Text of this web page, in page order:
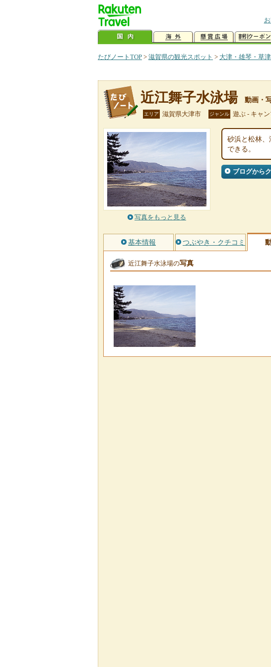
たびノートTOP > 滋賀県の観光スポット > 大津・雄琴・草
近江舞子水泳場 動画・
エリア 滋賀県大津市 ジャンル 遊ぶ - キャ
写真をもっと見る
砂浜と松林
できる。
ブログから
基本情報 つぶやき・クチコミ
近江舞子水泳場の写真